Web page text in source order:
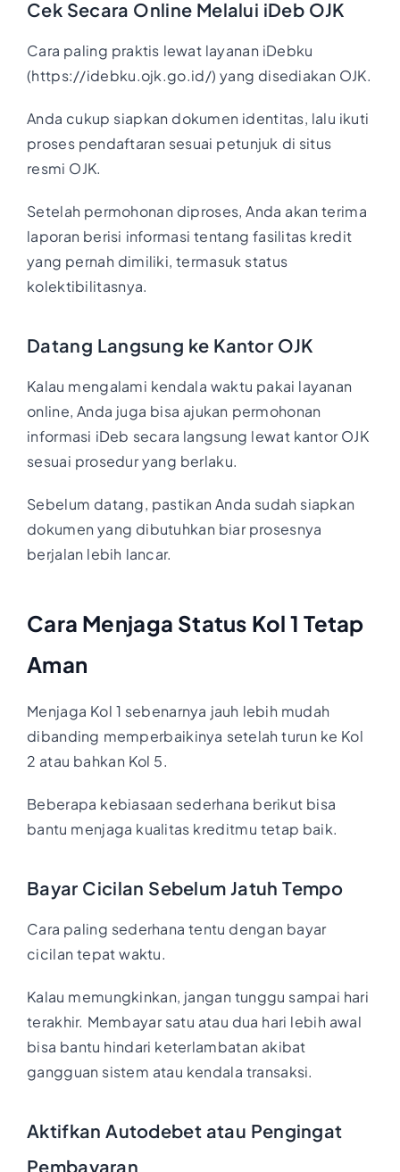
Cek Secara Online Melalui iDeb OJK
Cara paling praktis lewat layanan iDebku
(https://idebku.ojk.go.id/) yang disediakan OJK.
Anda cukup siapkan dokumen identitas, lalu ikuti
proses pendaftaran sesuai petunjuk di situs
resmi OJK.
Setelah permohonan diproses, Anda akan terima
laporan berisi informasi tentang fasilitas kredit
yang pernah dimiliki, termasuk status
kolektibilitasnya.
Datang Langsung ke Kantor OJK
Kalau mengalami kendala waktu pakai layanan
online, Anda juga bisa ajukan permohonan
informasi iDeb secara langsung lewat kantor OJK
sesuai prosedur yang berlaku.
Sebelum datang, pastikan Anda sudah siapkan
dokumen yang dibutuhkan biar prosesnya
berjalan lebih lancar.
Cara Menjaga Status Kol 1 Tetap
Aman
Menjaga Kol 1 sebenarnya jauh lebih mudah
dibanding memperbaikinya setelah turun ke Kol
2 atau bahkan Kol 5.
Beberapa kebiasaan sederhana berikut bisa
bantu menjaga kualitas kreditmu tetap baik.
Bayar Cicilan Sebelum Jatuh Tempo
Cara paling sederhana tentu dengan bayar
cicilan tepat waktu.
Kalau memungkinkan, jangan tunggu sampai hari
terakhir. Membayar satu atau dua hari lebih awal
bisa bantu hindari keterlambatan akibat
gangguan sistem atau kendala transaksi.
Aktifkan Autodebet atau Pengingat
Pembayaran